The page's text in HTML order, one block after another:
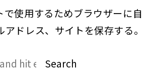
で使用するためブラウザーに自
ドレス、サイトを保存する。
Search